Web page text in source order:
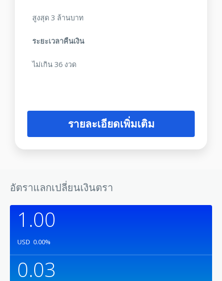
สูงสุด 3 ล้านบาท
ระยะเวลาคืนเงิน
ไม่เกิน 36 งวด
รายละเอียดเพิ่มเติม
อัตราแลกเปลี่ยนเงินตรา
1.00
USD 0.00%
0.03